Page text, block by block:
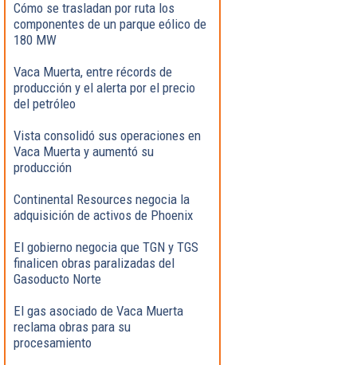
Cómo se trasladan por ruta los
componentes de un parque eólico de
180 MW
Vaca Muerta, entre récords de
producción y el alerta por el precio
del petróleo
Vista consolidó sus operaciones en
Vaca Muerta y aumentó su
producción
Continental Resources negocia la
adquisición de activos de Phoenix
El gobierno negocia que TGN y TGS
finalicen obras paralizadas del
Gasoducto Norte
El gas asociado de Vaca Muerta
reclama obras para su
procesamiento